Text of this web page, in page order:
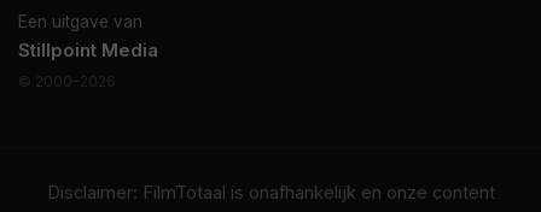
Een uitgave van
Stillpoint Media
© 2000–2026
Disclaimer: FilmTotaal is onafhankelijk en onze content